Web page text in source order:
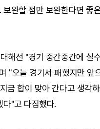
보완할 점만 보완한다면 좋
해선 "경기 중간중간에 실
"오늘 경기서 패했지만 앞
금 합이 맞아 간다고 생각
다"고 다짐했다.